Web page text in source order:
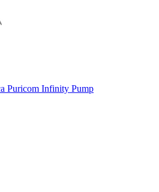
Puricom Infinity Pump